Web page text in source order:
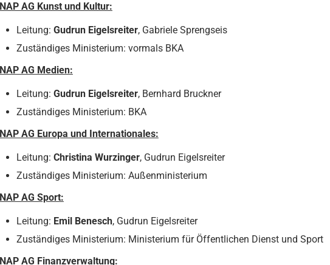
NAP AG Kunst und Kultur:
Leitung: Gudrun Eigelsreiter, Gabriele Sprengseis
Zuständiges Ministerium: vormals BKA
NAP AG Medien:
Leitung: Gudrun Eigelsreiter, Bernhard Bruckner
Zuständiges Ministerium: BKA
NAP AG Europa und Internationales:
Leitung: Christina Wurzinger, Gudrun Eigelsreiter
Zuständiges Ministerium: Außenministerium
NAP AG Sport:
Leitung: Emil Benesch, Gudrun Eigelsreiter
Zuständiges Ministerium: Ministerium für Öffentlichen Dienst und Sport
NAP AG Finanzverwaltung: